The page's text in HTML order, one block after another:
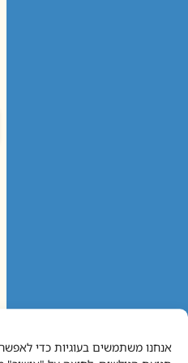
אנחנו משתמשים בעוגיות כדי